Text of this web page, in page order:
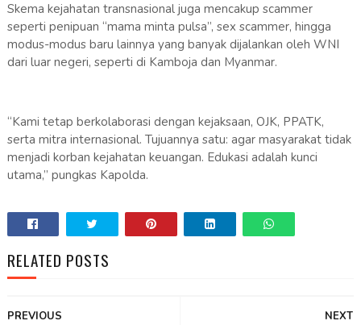
Skema kejahatan transnasional juga mencakup scammer
seperti penipuan “mama minta pulsa”, sex scammer, hingga
modus-modus baru lainnya yang banyak dijalankan oleh WNI
dari luar negeri, seperti di Kamboja dan Myanmar.
“Kami tetap berkolaborasi dengan kejaksaan, OJK, PPATK,
serta mitra internasional. Tujuannya satu: agar masyarakat tidak
menjadi korban kejahatan keuangan. Edukasi adalah kunci
utama,” pungkas Kapolda.
RELATED POSTS
NEXT
PREVIOUS